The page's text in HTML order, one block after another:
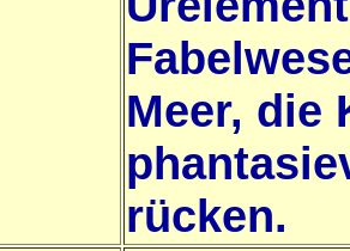
Meer, die
rücken.